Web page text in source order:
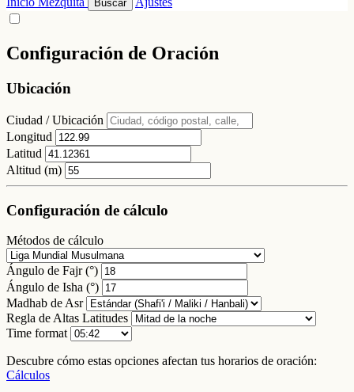
Buscar
Configuración de Oración
Ubicación
Ciudad / Ubicación
Longitud
Latitud
Altitud (m)
Configuración de cálculo
Métodos de cálculo
Ángulo de Fajr (°)
Ángulo de Isha (°)
Madhab de Asr
Regla de Altas Latitudes
Time format
Descubre cómo estas opciones afectan tus horarios de oración:
Cálculos